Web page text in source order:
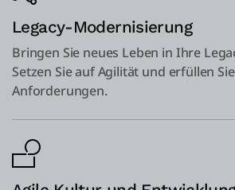
Legacy-Modernisierung
Bringen Sie neues Leben in Ihre
Setzen Sie auf Agilität und erfüllen
Anforderungen.